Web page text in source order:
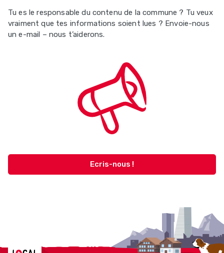
Tu es le responsable du contenu de la commune ? Tu veux
vraiment que tes informations soient lues ? Envoie-nous
un e-mail – nous t’aiderons.
Ecris-nous !
Localcities